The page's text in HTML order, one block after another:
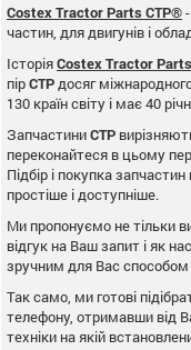
Costex Tractor Parts CTP®
частин, для двигунів і
ІсторіяCostex Tractor
пірCTP досяг
130 країн світу і має 40
ЗапчастиниCTP
переконайтеся в цьому
Підбір і покупка
простіше і доступніше.
Ми пропонуємо не тільки
відгук на Ваш запит і як
зручним для Вас
Так само, ми готові
телефону, отримавши від
техніки на якій